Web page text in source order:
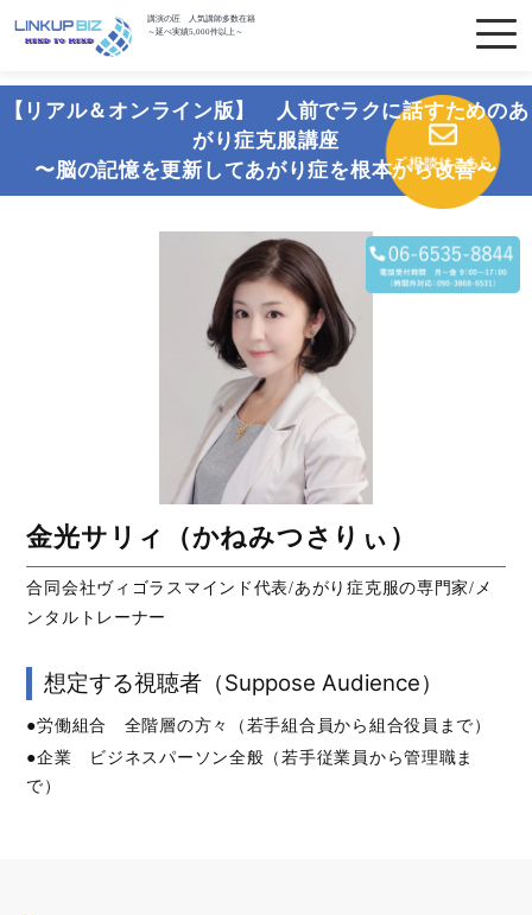
講演の匠 人気講師多数在籍
～延べ実績5,000件以上～
【リアル＆オンライン版】 人前でラクに話すためのあ
がり症克服講座
〜脳の記憶を更新してあがり症を根本から改善〜
金光サリィ（かねみつさりぃ）
合同会社ヴィゴラスマインド代表/あがり症克服の専門家/メ
ンタルトレーナー
想定する視聴者（Suppose Audience）
●労働組合 全階層の方々（若手組合員から組合役員まで）
●企業 ビジネスパーソン全般（若手従業員から管理職ま
で）